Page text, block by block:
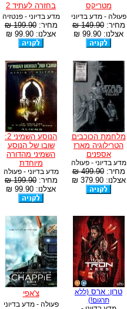
מטריקס
פעולה - מדע בדיוני
מחיר:149.90 ₪
אצלנו: 99.90 ₪
בחזרה לעתיד 2
מדע בדיוני - פנטזיה
מחיר:199.90 ₪
אצלנו: 99.90 ₪
מלחמת הכוכבים
הטרילוגיה מארז
אספנים
מדע בדיוני - פעולה
מחיר:499.90 ₪
אצלנו: 379.90 ₪
הנוסע השמיני 2:
שובו של הנוסע
השמיני מהדורה
מיוחדת
מדע בדיוני - פעולה
מחיר:199.90 ₪
אצלנו: 99.90 ₪
טרון: ארס (ללא
תרגום!)
צ'אפי
פעולה - מדע בדיוני